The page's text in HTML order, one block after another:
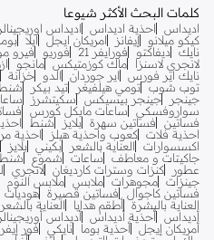
كلمات البحث الأكثر شيوعا
اديداس احذية اديداس اديداس اوريجينالز
كيكو ميلانو
إيفانز امريكان ايجل ايلا
نايك ديفاكتو فورايفر 21 فوريو فيرو
لانجري لاسنزا
ماك كوزمتيكس مانجو
نايك اير فورس
اير جوردان الدو خزانة
توب شوب تومي هيلفيغر تيد بيكر شنط
جينجر
جينجر بيسيكس سكيتشرز
سواروفسكي
ساعات مايكل كورس
فساتين
فساتين سهرة بلايز شنط
احذية فلات كعوب واحذية هيلز احذية
اكسسوارات
العناية بالشعر بكيني بلايز
جاكيتات و معاطف
ساعات شموع
عطور
كنزات وسترات كارديغان لانجري
جينزات مجوهرات ملابس ملابس النوم
فساتين كاجوال
فساتين قصيرة
العناية بالبشرة أطقم هدايا العناية بالشعر
أديداس أحذية أديداس أديداس أوريجينالز
أمريكان إيجل أحذية بوما نايكي فور إيفر